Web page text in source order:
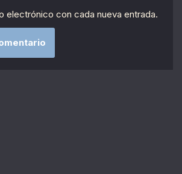
electrónico con cada nueva entrada.